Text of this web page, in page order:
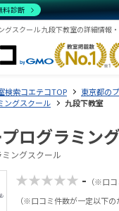
グスクール 九段下教室の詳細情報
検索コエテコTOP 東京都の
ングスクール
九段下教室
ログラミン
ングスクール
★★★★★ - （※口
（※口コミ件数が一定以下の
料診断